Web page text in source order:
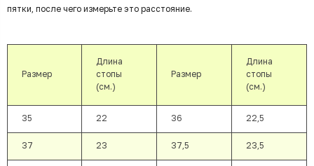
пятки, после чего измерьте это расстояние.
Размер
Длина
стопы
(см.)
Размер
Длина
стопы
(см.)
35 22 36 22,5
37 23 37,5 23,5